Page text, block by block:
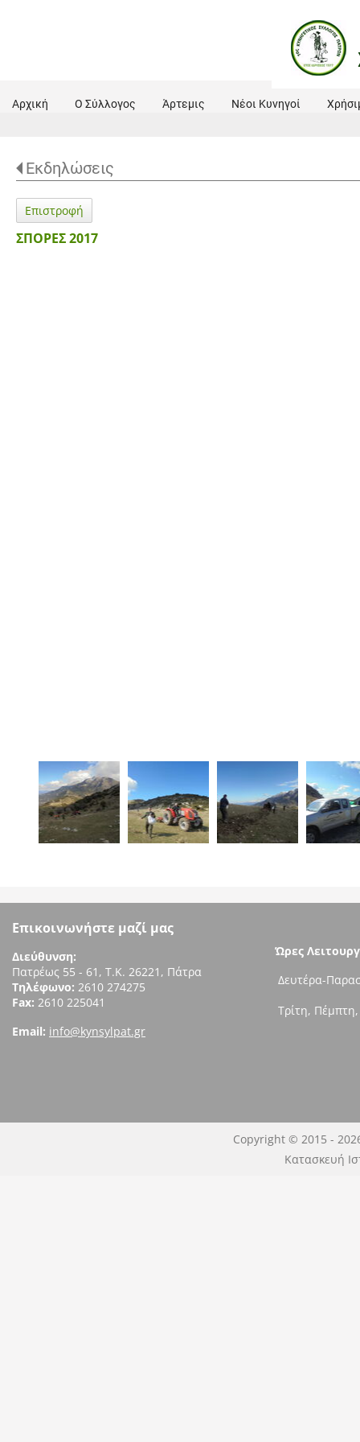
Αρχική Ο Σύλλογος Άρτεμις Νέοι Κυνηγοί
Εκδηλώσεις
Επιστροφή
ΣΠΟΡΕΣ 2017
Επικοινωνήστε μαζί μας
Διεύθυνση:
Πατρέως 55 - 61, Τ.Κ. 26221, Πάτρα
Τηλέφωνο: 2610 274275
Fax: 2610 225041
Email: info@kynsylpat.gr
Ώρες
Δευτέρα-
Τρίτη,
Copyright © 2015 -
Κατασκευή